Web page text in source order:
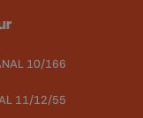
10/166
11/12/55